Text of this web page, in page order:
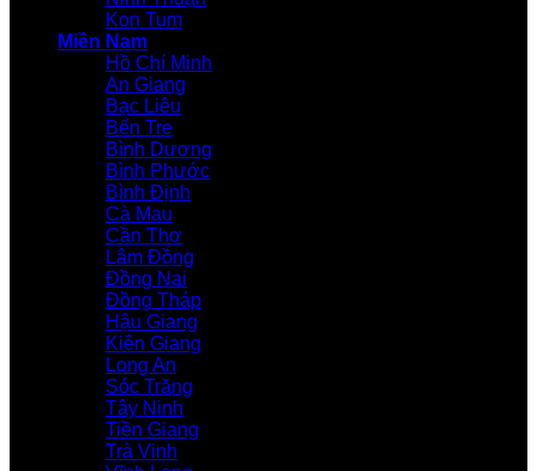
Kon Tum
Miền Nam
Hồ Chí Minh
An Giang
Bạc Liêu
Bến Tre
Bình Dương
Bình Phước
Bình Định
Cà Mau
Cần Thơ
Lâm Đồng
Đồng Nai
Đồng Tháp
Hậu Giang
Kiên Giang
Long An
Sóc Trăng
Tây Ninh
Tiền Giang
Trà Vinh